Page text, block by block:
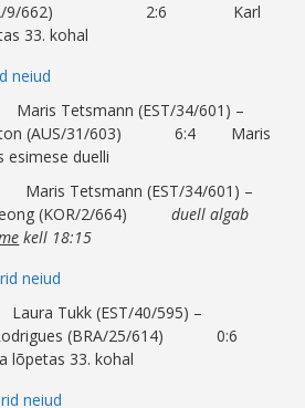
9/662) 2:6 Karl
33. kohal
neiud
Maris Tetsmann (EST/34/601) –
(AUS/31/603) 6:4 Maris
esimese duelli
Maris Tetsmann (EST/34/601) –
(KOR/2/664)duell algab
kell 18:15
neiud
Laura Tukk (EST/40/595) –
(BRA/25/614) 0:6
lõpetas 33. kohal
neiud